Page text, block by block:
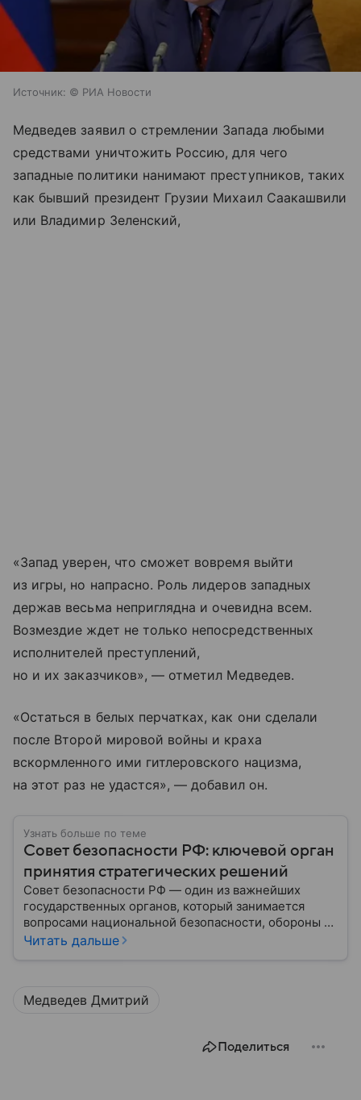
Источник: © РИА Новости
Медведев заявил о стремлении Запада любыми
средствами уничтожить Россию, для чего
западные политики нанимают преступников, таких
как бывший президент Грузии Михаил Саакашвили
или Владимир Зеленский,
«Запад уверен, что сможет вовремя выйти
из игры, но напрасно. Роль лидеров западных
держав весьма неприглядна и очевидна всем.
Возмездие ждет не только непосредственных
исполнителей преступлений,
но и их заказчиков», — отметил Медведев.
«Остаться в белых перчатках, как они сделали
после Второй мировой войны и краха
вскормленного ими гитлеровского нацизма,
на этот раз не удастся», — добавил он.
Узнать больше по теме
Совет безопасности РФ: ключевой орган
принятия стратегических решений
Совет безопасности РФ — один из важнейших
государственных органов, который занимается
вопросами национальной безопасности, обороны и
стратегического планирования. В этом материале
Читать дальше
Медведев Дмитрий
Поделиться